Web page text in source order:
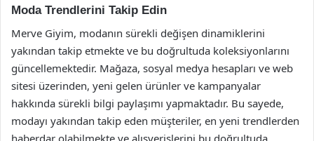
Moda Trendlerini Takip Edin
Merve Giyim, modanın sürekli değişen dinamiklerini
yakından takip etmekte ve bu doğrultuda koleksiyonlarını
güncellemektedir. Mağaza, sosyal medya hesapları ve web
sitesi üzerinden, yeni gelen ürünler ve kampanyalar
hakkında sürekli bilgi paylaşımı yapmaktadır. Bu sayede,
modayı yakından takip eden müşteriler, en yeni trendlerden
haberdar olabilmekte ve alışverişlerini bu doğrultuda